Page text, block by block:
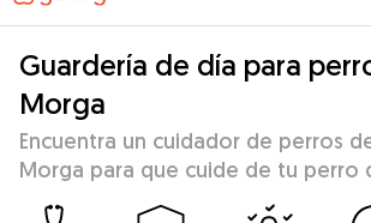
Guardería de día para
Morga
Encuentra un cuidador de perros
Morga para que cuide de tu perro